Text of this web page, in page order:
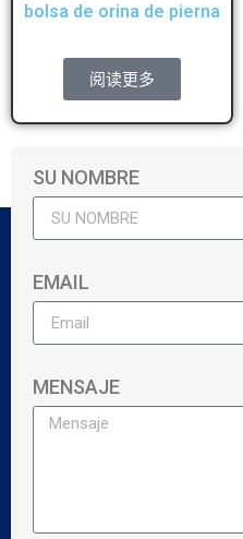
bolsa de orina de pierna
阅读更多
SU NOMBRE
EMAIL
MENSAJE